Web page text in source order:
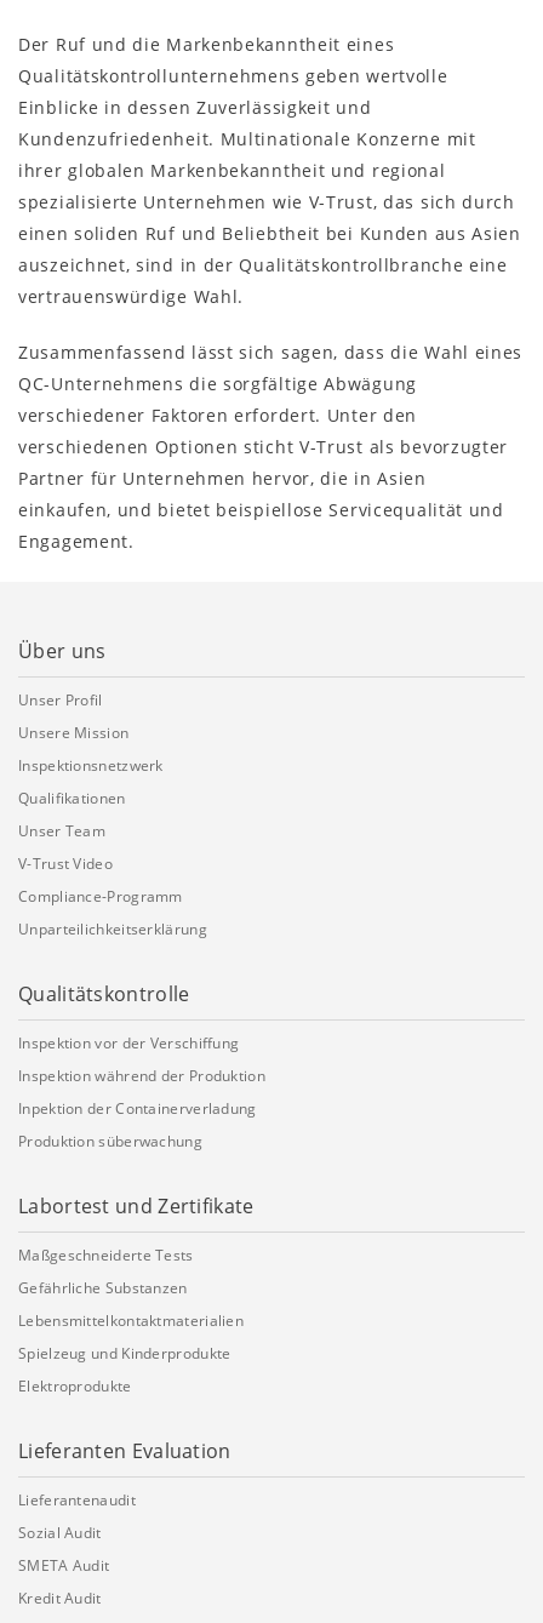
Der Ruf und die Markenbekanntheit eines
Qualitätskontrollunternehmens geben wertvolle
Einblicke in dessen Zuverlässigkeit und
Kundenzufriedenheit. Multinationale Konzerne mit
ihrer globalen Markenbekanntheit und regional
spezialisierte Unternehmen wie V-Trust, das sich durch
einen soliden Ruf und Beliebtheit bei Kunden aus Asien
auszeichnet, sind in der Qualitätskontrollbranche eine
vertrauenswürdige Wahl.
Zusammenfassend lässt sich sagen, dass die Wahl eines
QC-Unternehmens die sorgfältige Abwägung
verschiedener Faktoren erfordert. Unter den
verschiedenen Optionen sticht V-Trust als bevorzugter
Partner für Unternehmen hervor, die in Asien
einkaufen, und bietet beispiellose Servicequalität und
Engagement.
Über uns
Unser Profil
Unsere Mission
Inspektionsnetzwerk
Qualifikationen
Unser Team
V-Trust Video
Compliance-Programm
Unparteilichkeitserklärung
Qualitätskontrolle
Inspektion vor der Verschiffung
Inspektion während der Produktion
Inpektion der Containerverladung
Produktion süberwachung
Labortest und Zertifikate
Maßgeschneiderte Tests
Gefährliche Substanzen
Lebensmittelkontaktmaterialien
Spielzeug und Kinderprodukte
Elektroprodukte
Lieferanten Evaluation
Lieferantenaudit
Sozial Audit
SMETA Audit
Kredit Audit